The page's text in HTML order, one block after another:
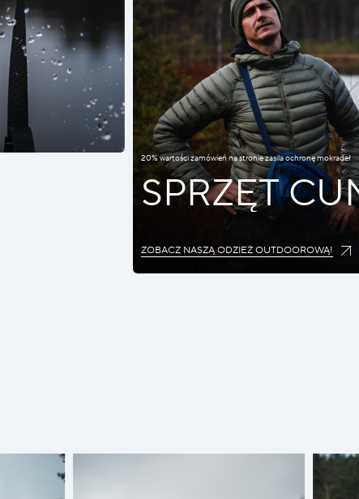
20% wartości zamówień na stronie zasila ochronę mokradeł
SPRZĘT
ZOBACZ NASZĄ ODZIEŻ OUTDOOROWĄ!